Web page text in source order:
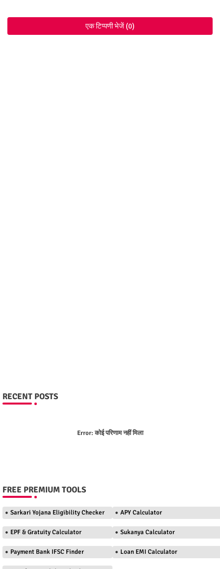
एक टिप्पणी भेजें (0)
RECENT POSTS
Error:कोई परिणाम नहीं मिला
FREE PREMIUM TOOLS
Sarkari Yojana Eligibility Checker APY Calculator
EPF & Gratuity Calculator Sukanya Calculator
Payment Bank IFSC Finder Loan EMI Calculator